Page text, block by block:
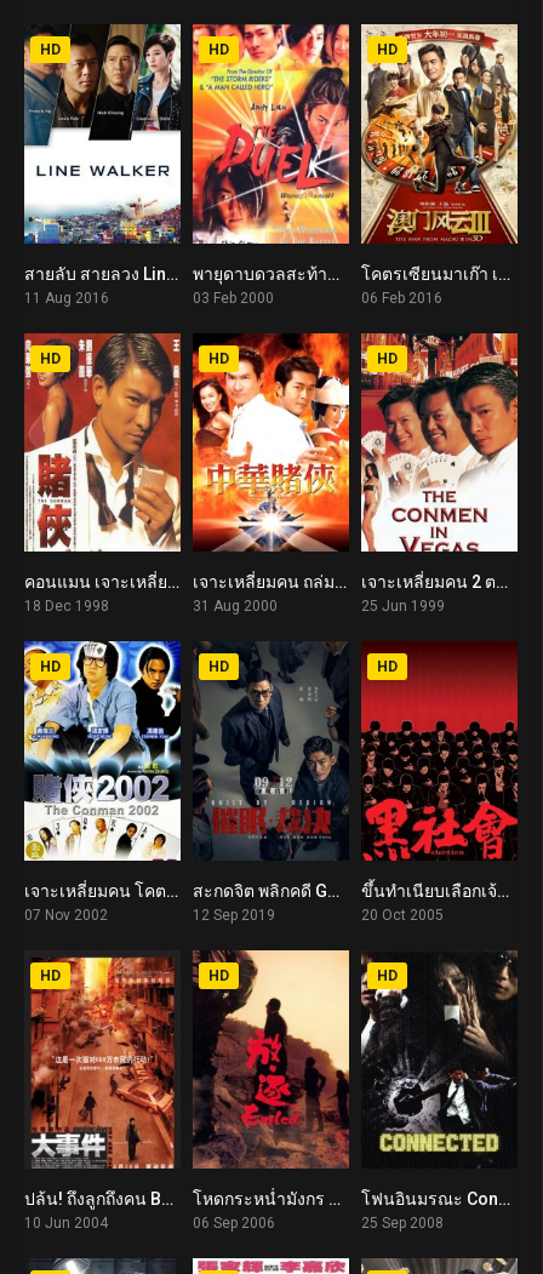
6.1
HD
สายลับ สายลวง Line Walker (2016)
11 Aug 2016
5.9
HD
พายุดาบดวลสะท้านฟ้า The Duel (2000)
03 Feb 2000
2.3
HD
โคตรเซียนมาเก๊า เขย่าเวกัส 3 From Vegas To Macau III (2016)
06 Feb 2016
6.1
HD
คอนแมน เจาะเหลี่ยมคน The Conman (1998)
18 Dec 1998
5.7
HD
เจาะเหลี่ยมคน ถล่มโตเกียว 3 Conman in Tokyo (2000)
31 Aug 2000
5.5
HD
เจาะเหลี่ยมคน 2 ตอน ถล่มลาสเวกัส The Conmen in Vegas (1999)
25 Jun 1999
5.4
HD
เจาะเหลี่ยมคน โคตรคนเจาะโคตรคน The Conman 2002 (2002)
07 Nov 2002
5.9
HD
สะกดจิต พลิกคดี Guilt by Design (2019)
12 Sep 2019
7.1
HD
ขึ้นทำเนียบเลือกเจ้าพ่อ Election (2005)
20 Oct 2005
6.7
HD
ปล้น! ถึงลูกถึงคน Breaking News (2004)
10 Jun 2004
7.2
HD
โหดกระหน่ำมังกร Exiled (2006)
06 Sep 2006
6.6
HD
โฟนอินมรณะ Connected (2008)
25 Sep 2008